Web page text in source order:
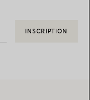
INSCRIPTION